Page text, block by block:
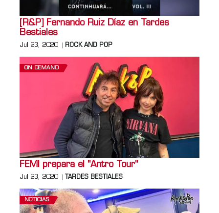
[R&P] Fernando Ruiz Díaz en Tardes
Bestiales
Jul 23, 2020 ROCK AND POP
ON DEMAND
FEMI prepara el "Antro Tour"
Jul 23, 2020 TARDES BESTIALES
NOTICIAS